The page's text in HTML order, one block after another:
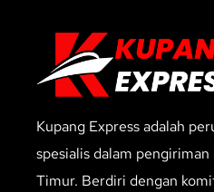
Kupang Express adalah
spesialis dalam pengiriman
Timur. Berdiri dengan